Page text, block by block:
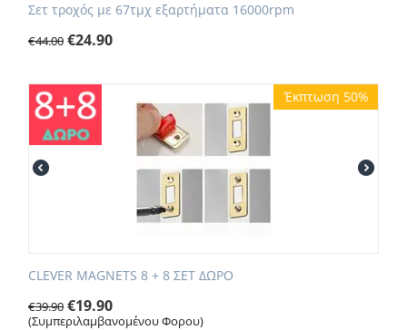
Σετ τροχός με 67τμχ εξαρτήματα 16000rpm
€44.00 €24.90
Έκπτωση 50%
CLEVER MAGNETS 8 + 8 ΣΕΤ ΔΩΡΟ
€39.90 €19.90
(Συμπεριλαμβανομένου Φορου)